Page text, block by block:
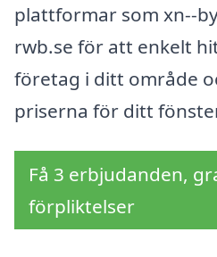
plattformar som xn--
rwb.se för att enkelt
företag i ditt område
priserna för ditt
Få 3 erbjudanden,
förpliktelser